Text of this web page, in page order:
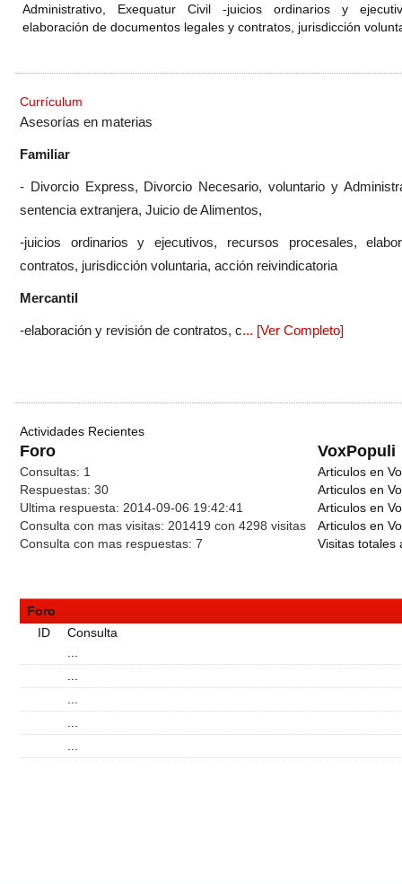
Administrativo, Exequatur Civil -juicios ordinarios y
elaboración de documentos legales y contratos, jurisdicción
Currículum
Asesorías en materias
Familiar
- Divorcio Express, Divorcio Necesario, voluntario y
sentencia extranjera, Juicio de Alimentos,
-juicios ordinarios y ejecutivos, recursos procesales,
contratos, jurisdicción voluntaria, acción reivindicatoria
Mercantil
-elaboración y revisión de contratos, c... [Ver Completo]
Actividades Recientes
Foro VoxPopuli
Consultas: 1
Respuestas: 30
Ultima respuesta: 2014-09-06 19:42:41
Consulta con mas visitas: 201419 con 4298 visitas
Consulta con mas respuestas: 7
Articulos en
Articulos en
Articulos en
Articulos en
Visitas totales
Foro
ID
Consulta